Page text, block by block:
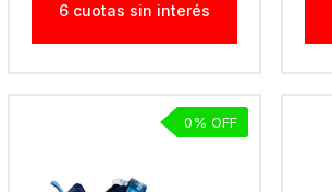
6 cuotas sin interés
0